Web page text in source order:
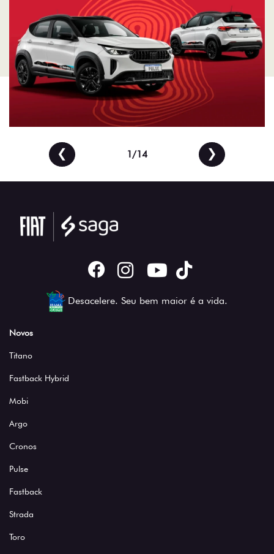
❮ 1/14 ❯
Desacelere. Seu bem maior é a vida.
Novos
Titano
Fastback Hybrid
Mobi
Argo
Cronos
Pulse
Fastback
Strada
Toro